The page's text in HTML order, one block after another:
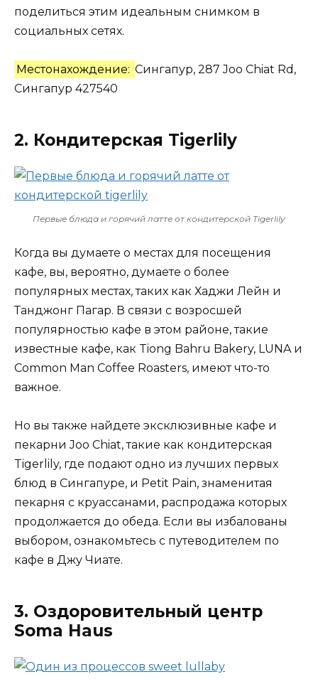
поделиться этим идеальным снимком в
социальных сетях.
Местонахождение: Сингапур, 287 Joo Chiat Rd,
Сингапур 427540
2. Кондитерская Tigerlily
Первые блюда и горячий латте от кондитерской Tigerlily
Когда вы думаете о местах для посещения
кафе, вы, вероятно, думаете о более
популярных местах, таких как Хаджи Лейн и
Танджонг Пагар. В связи с возросшей
популярностью кафе в этом районе, такие
известные кафе, как Tiong Bahru Bakery, LUNA и
Common Man Coffee Roasters, имеют что-то
важное.
Но вы также найдете эксклюзивные кафе и
пекарни Joo Chiat, такие как кондитерская
Tigerlily, где подают одно из лучших первых
блюд в Сингапуре, и Petit Pain, знаменитая
пекарня с круассанами, распродажа которых
продолжается до обеда. Если вы избалованы
выбором, ознакомьтесь с путеводителем по
кафе в Джу Чиате.
3. Оздоровительный центр
Soma Haus